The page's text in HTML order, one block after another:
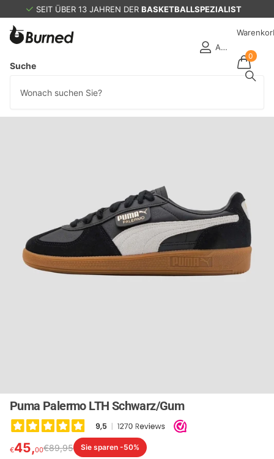
SEIT ÜBER 13 JAHREN DER BASKETBALLSPEZIALIST
Suche
Anmelden
0
letzter Vorrat
Puma Palermo LTH Schwarz/Gum
€45,00€89,95 Sie sparen -50%